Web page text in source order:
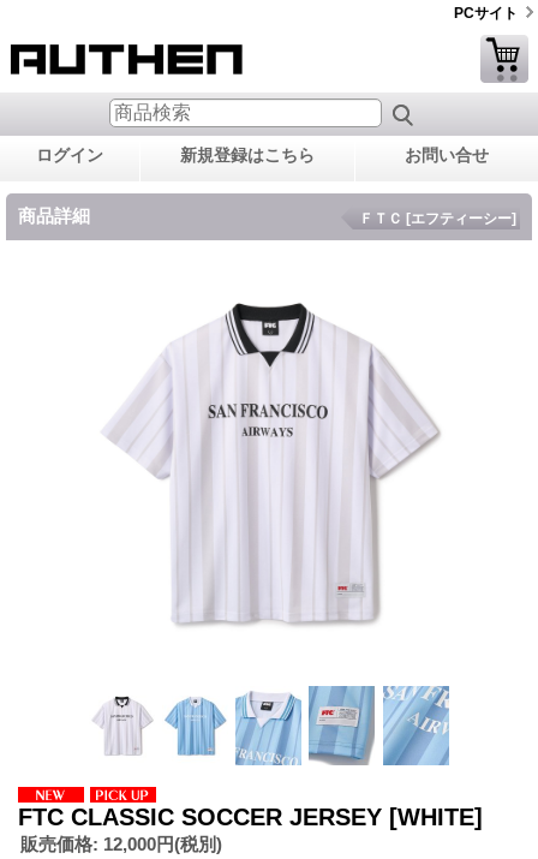
PCサイト
ログイン 新規登録はこちら お問い合せ
商品詳細 ＦＴＣ [エフティーシー]
FTC CLASSIC SOCCER JERSEY [WHITE]
販売価格: 12,000円(税別)